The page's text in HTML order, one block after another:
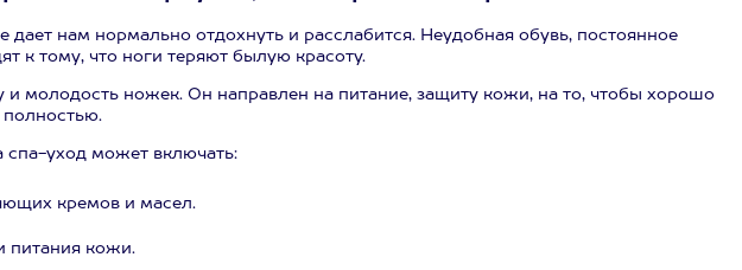
нам нормально отдохнуть и расслабится. Неудобная обувь, постоянное
к тому, что ноги теряют былую красоту.
и молодость ножек. Он направлен на питание, защиту кожи, на то, чтобы хорошо
полностью.
спа-уход может включать:
кремов и масел.
питания кожи.